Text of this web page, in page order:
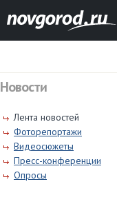
Новости
Лента новостей
Фоторепортажи
Видеосюжеты
Пресс-конференции
Опросы